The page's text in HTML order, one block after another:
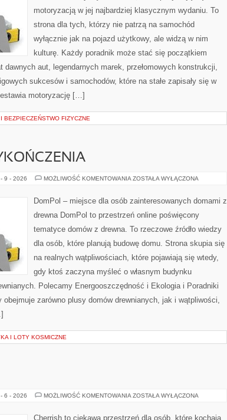
motoryzacją w jej najbardziej klasycznym wydaniu. To
strona dla tych, którzy nie patrzą na samochód
wyłącznie jak na pojazd użytkowy, ale widzą w nim
kulturę. Każdy poradnik może stać się początkiem
dawnych aut, legendarnych marek, przełomowych konstrukcji,
sukcesów i samochodów, które na stałe zapisały się w
motoryzację […]
BEZPIECZEŃSTWO FIZYCZNE
9 - 2026 MOŻLIWOŚĆ KOMENTOWANIA WNĘTRZA
ZOSTAŁA WYŁĄCZONA
DomPol – miejsce dla osób zainteresowanych domami z
drewna DomPol to przestrzeń online poświęcony
tematyce domów z drewna. To rzeczowe źródło wiedzy
dla osób, które planują budowę domu. Strona skupia się
na realnych wątpliwościach, które pojawiają się wtedy,
gdy ktoś zaczyna myśleć o własnym budynku
Polecamy Energooszczędność i Ekologia i Poradniki
obejmuje zarówno plusy domów drewnianych, jak i wątpliwości,
I LOTY KOSMICZNE
6 - 2026 MOŻLIWOŚĆ KOMENTOWANIA AUSTRALIA
ZOSTAŁA WYŁĄCZONA
Cherrish to ciekawa przestrzeń dla osób, które kochają